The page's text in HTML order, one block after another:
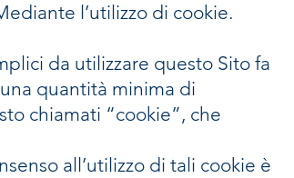
l’utilizzo di cookie.
da utilizzare questo Sito fa
quantità minima di
chiamati “cookie”, che
all’utilizzo di tali cookie è